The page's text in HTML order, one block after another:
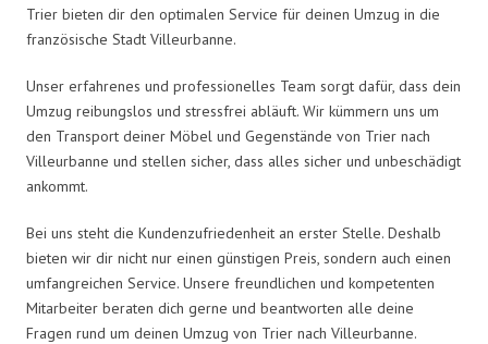
Trier bieten dir den optimalen Service für deinen Umzug in die
französische Stadt Villeurbanne.
Unser erfahrenes und professionelles Team sorgt dafür, dass dein
Umzug reibungslos und stressfrei abläuft. Wir kümmern uns um
den Transport deiner Möbel und Gegenstände von Trier nach
Villeurbanne und stellen sicher, dass alles sicher und unbeschädigt
ankommt.
Bei uns steht die Kundenzufriedenheit an erster Stelle. Deshalb
bieten wir dir nicht nur einen günstigen Preis, sondern auch einen
umfangreichen Service. Unsere freundlichen und kompetenten
Mitarbeiter beraten dich gerne und beantworten alle deine
Fragen rund um deinen Umzug von Trier nach Villeurbanne.